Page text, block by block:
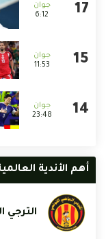
6:12
11:53
23:48
أهم الأندية
الترجي